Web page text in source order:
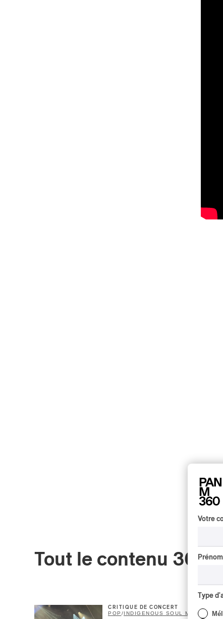
Tout le contenu 360
CRITIQUE DE CONCERT
POP /INDIGENOUS SOUL MUSIC
Votre
Prénom
Type